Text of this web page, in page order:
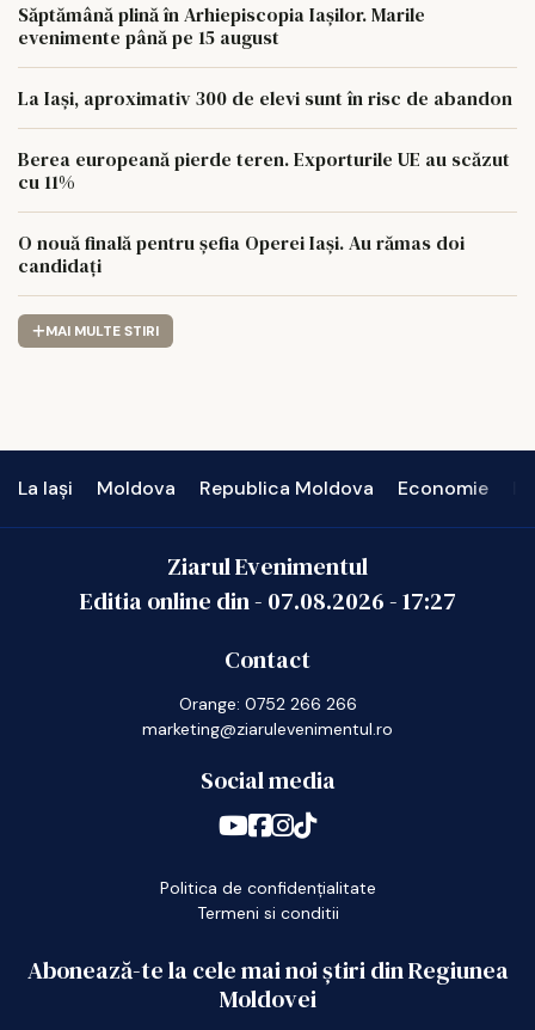
Săptămână plină în Arhiepiscopia Iașilor. Marile
evenimente până pe 15 august
La Iași, aproximativ 300 de elevi sunt în risc de abandon
Berea europeană pierde teren. Exporturile UE au scăzut
cu 11%
O nouă finală pentru șefia Operei Iași. Au rămas doi
candidați
MAI MULTE STIRI
La Iași Moldova Republica Moldova Economie
Ziarul Evenimentul
Editia online din - 07.08.2026-17:27
Contact
Orange: 0752 266 266
marketing@ziarulevenimentul.ro
Social media
Politica de confidențialitate
Termeni si conditii
Abonează-te la cele mai noi știri din Regiunea
Moldovei